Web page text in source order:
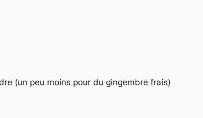
(un peu moins pour du gingembre frais)